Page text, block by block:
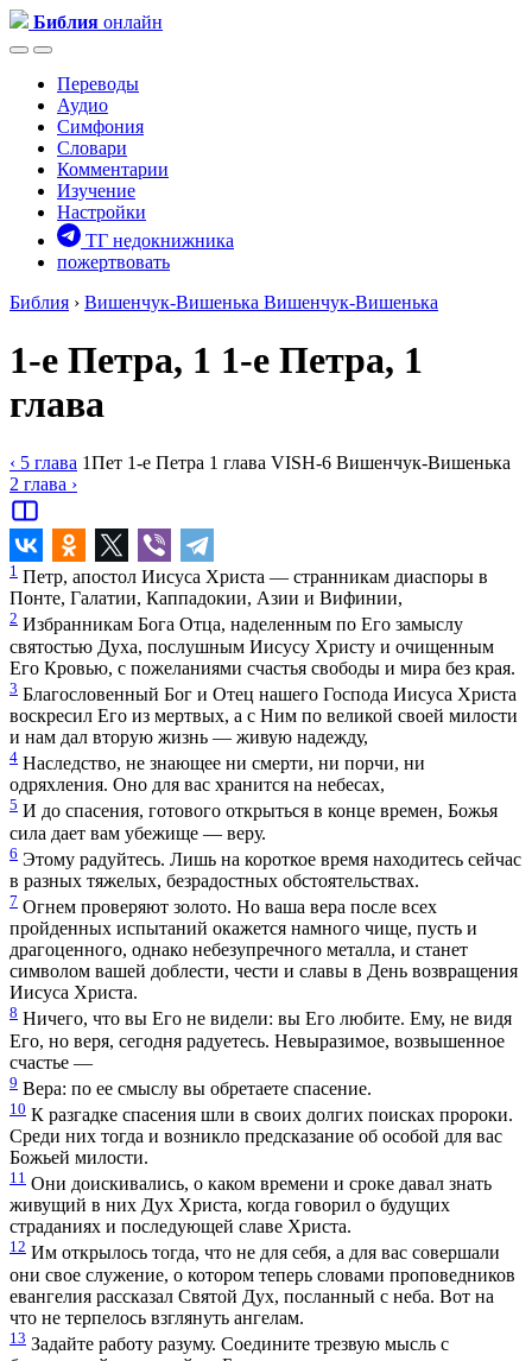
Библия онлайн
Переводы
Аудио
Симфония
Словари
Комментарии
Изучение
Настройки
ТГ недокнижника
пожертвовать
Библия › Вишенчук-Вишенька Вишенчук-Вишенька
1-е Петра, 1 1-е Петра, 1
глава
‹ 5 глава 1Пет 1-е Петра 1 глава VISH-6 Вишенчук-Вишенька
2 глава ›
1 Петр, апостол Иисуса Христа — странникам диаспоры в
Понте, Галатии, Каппадокии, Азии и Вифинии,
2 Избранникам Бога Отца, наделенным по Его замыслу
святостью Духа, послушным Иисусу Христу и очищенным
Его Кровью, с пожеланиями счастья свободы и мира без края.
3 Благословенный Бог и Отец нашего Господа Иисуса Христа
воскресил Его из мертвых, а с Ним по великой своей милости
и нам дал вторую жизнь — живую надежду,
4 Наследство, не знающее ни смерти, ни порчи, ни
одряхления. Оно для вас хранится на небесах,
5 И до спасения, готового открыться в конце времен, Божья
сила дает вам убежище — веру.
6 Этому радуйтесь. Лишь на короткое время находитесь сейчас
в разных тяжелых, безрадостных обстоятельствах.
7 Огнем проверяют золото. Но ваша вера после всех
пройденных испытаний окажется намного чище, пусть и
драгоценного, однако небезупречного металла, и станет
символом вашей доблести, чести и славы в День возвращения
Иисуса Христа.
8 Ничего, что вы Его не видели: вы Его любите. Ему, не видя
Его, но веря, сегодня радуетесь. Невыразимое, возвышенное
счастье —
9 Вера: по ее смыслу вы обретаете спасение.
10 К разгадке спасения шли в своих долгих поисках пророки.
Среди них тогда и возникло предсказание об особой для вас
Божьей милости.
11 Они доискивались, о каком времени и сроке давал знать
живущий в них Дух Христа, когда говорил о будущих
страданиях и последующей славе Христа.
12 Им открылось тогда, что не для себя, а для вас совершали
они свое служение, о котором теперь словами проповедников
евангелия рассказал Святой Дух, посланный с неба. Вот на
что не терпелось взглянуть ангелам.
13 Задайте работу разуму. Соедините трезвую мысль с